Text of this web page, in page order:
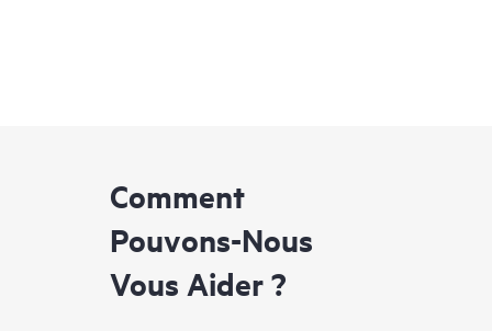
Comment
Pouvons-Nous
Vous Aider ?